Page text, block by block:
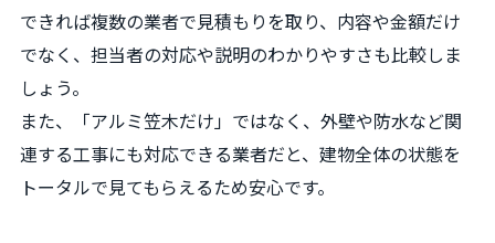
できれば複数の業者で見積もりを取り、内容や金額だけ
でなく、担当者の対応や説明のわかりやすさも比較しま
しょう。
また、「アルミ笠木だけ」ではなく、外壁や防水など関
連する工事にも対応できる業者だと、建物全体の状態を
トータルで見てもらえるため安心です。